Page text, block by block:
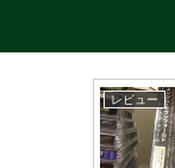
レビュー